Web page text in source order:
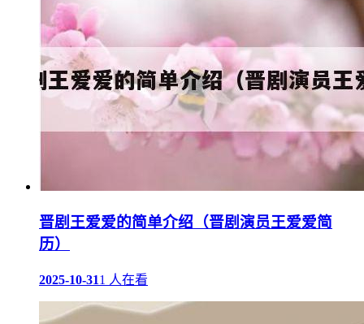
晋剧王爱爱的简单介绍（晋剧演员王爱爱简
历）
2025-10-311 人在看